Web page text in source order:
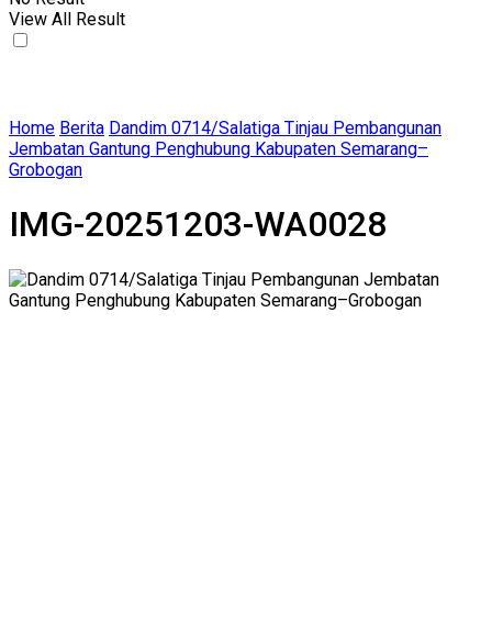
View All Result
Home Berita Dandim 0714/Salatiga Tinjau Pembangunan
Jembatan Gantung Penghubung Kabupaten Semarang–
Grobogan
IMG-20251203-WA0028